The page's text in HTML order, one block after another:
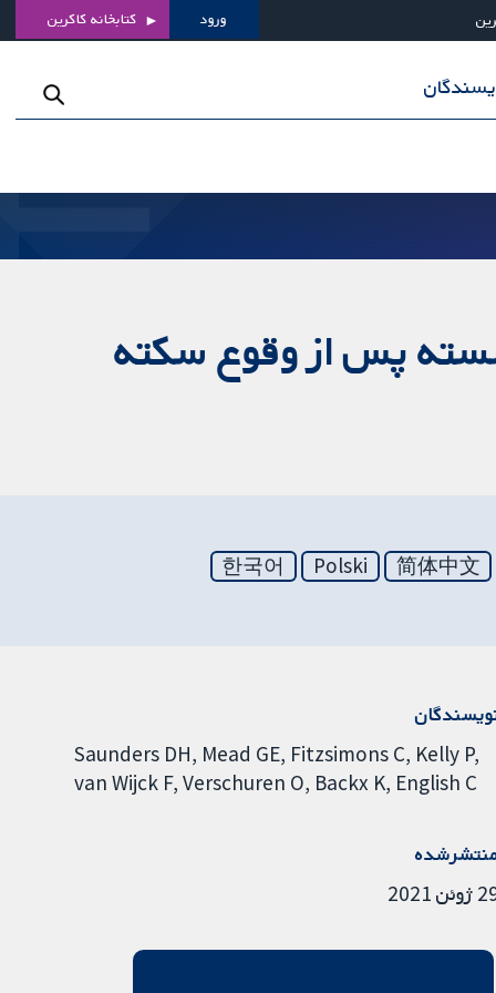
ورود کتابخانه کاکرین
پس از وقوع سکته
简体中文
Polski
한국어
Saunders DH Mead GE Fitzsimons C Kelly P
van Wijck F Verschuren O Backx K English C
2021